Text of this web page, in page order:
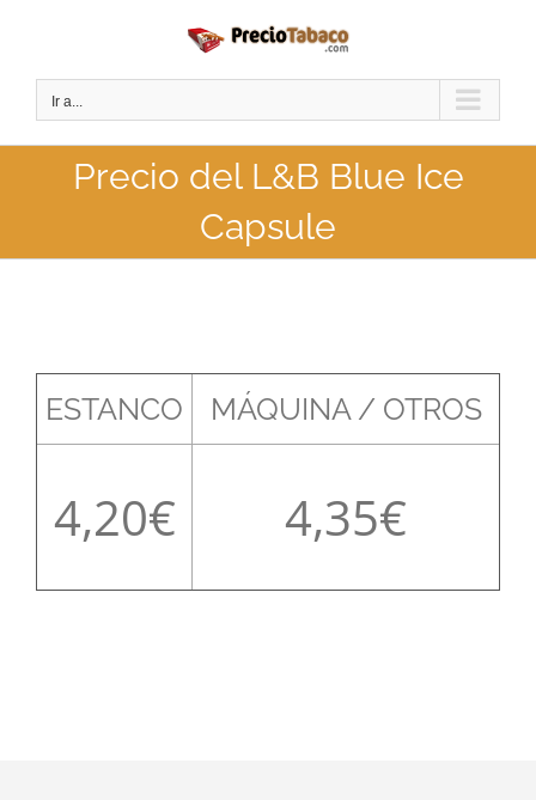
contenido
Ir a...
Precio del L&B Blue Ice
Capsule
ESTANCO MÁQUINA / OTROS
4,20 4,35